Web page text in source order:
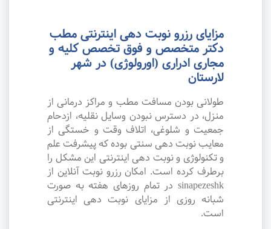
مزایای رزرو نوبت دهی اینترنتی مطب
دکتر متخصص و فوق تخصص کلیه و
مجاری ادراری (اورولوژی) در شهر
لارستان
طولانی بودن مسافت مطب و مراکز درمانی از
منزل، در دسترس نبودن وسایل نقلیه، ازدحام
جمعیت و شلوغی، اتلاف وقت و خستگی از
معایب نوبت دهی سنتی بوده که پیشرفت علم
و تکنولوژی و نوبت دهی اینترنتی این مشکل را
برطرف کرده است. امکان رزرو نوبت آنلاین از
sinapezeshk در تمام روزهای هفته به صورت
شبانه روزی از مزایای نوبت دهی اینترنتی
است.